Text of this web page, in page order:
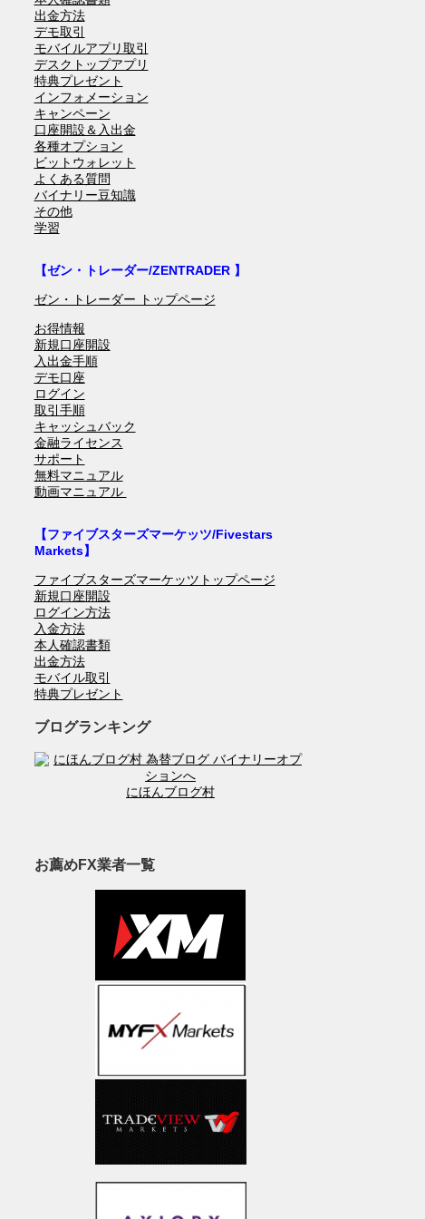
出金方法
デモ取引
モバイルアプリ取引
デスクトップアプリ
特典プレゼント
インフォメーション
キャンペーン
口座開設＆入出金
各種オプション
ビットウォレット
よくある質問
バイナリー豆知識
その他
学習
【ゼン・トレーダー/ZENTRADER 】
ゼン・トレーダー トップページ
お得情報
新規口座開設
入出金手順
デモ口座
ログイン
取引手順
キャッシュバック
金融ライセンス
サポート
無料マニュアル
動画マニュアル
【ファイブスターズマーケッツ/Fivestars
Markets】
ファイブスターズマーケッツトップページ
新規口座開設
ログイン方法
入金方法
本人確認書類
出金方法
モバイル取引
特典プレゼント
ブログランキング
にほんブログ村
お薦めFX業者一覧